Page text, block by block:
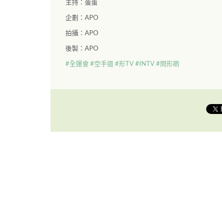
主持：蛋蛋
企劃：APO
拍攝：APO
後製：APO
#全運會 #空手道 #形TV #INTV #問形啲